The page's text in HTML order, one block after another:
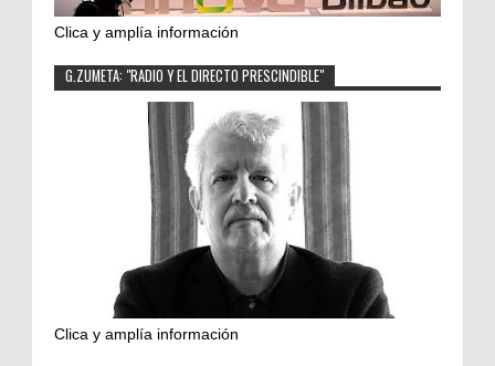
Clica y amplía información
G.ZUMETA: "RADIO Y EL DIRECTO PRESCINDIBLE"
Clica y amplía información